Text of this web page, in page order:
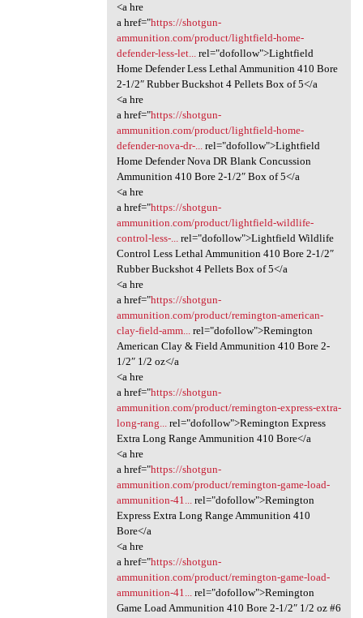
<a hre
a href="https://shotgun-
ammunition.com/product/lightfield-home-
defender-less-let...rel="dofollow">Lightfield
Home Defender Less Lethal Ammunition 410 Bore
2-1/2″ Rubber Buckshot 4 Pellets Box of 5</a
<a hre
a href="https://shotgun-
ammunition.com/product/lightfield-home-
defender-nova-dr-...rel="dofollow">Lightfield
Home Defender Nova DR Blank Concussion
Ammunition 410 Bore 2-1/2″ Box of 5</a
<a hre
a href="https://shotgun-
ammunition.com/product/lightfield-wildlife-
control-less-...rel="dofollow">Lightfield Wildlife
Control Less Lethal Ammunition 410 Bore 2-1/2″
Rubber Buckshot 4 Pellets Box of 5</a
<a hre
a href="https://shotgun-
ammunition.com/product/remington-american-
clay-field-amm...rel="dofollow">Remington
American Clay & Field Ammunition 410 Bore 2-
1/2″ 1/2 oz</a
<a hre
a href="https://shotgun-
ammunition.com/product/remington-express-extra-
long-rang...rel="dofollow">Remington Express
Extra Long Range Ammunition 410 Bore</a
<a hre
a href="https://shotgun-
ammunition.com/product/remington-game-load-
ammunition-41...rel="dofollow">Remington
Express Extra Long Range Ammunition 410
Bore</a
<a hre
a href="https://shotgun-
ammunition.com/product/remington-game-load-
ammunition-41...rel="dofollow">Remington
Game Load Ammunition 410 Bore 2-1/2″ 1/2 oz #6